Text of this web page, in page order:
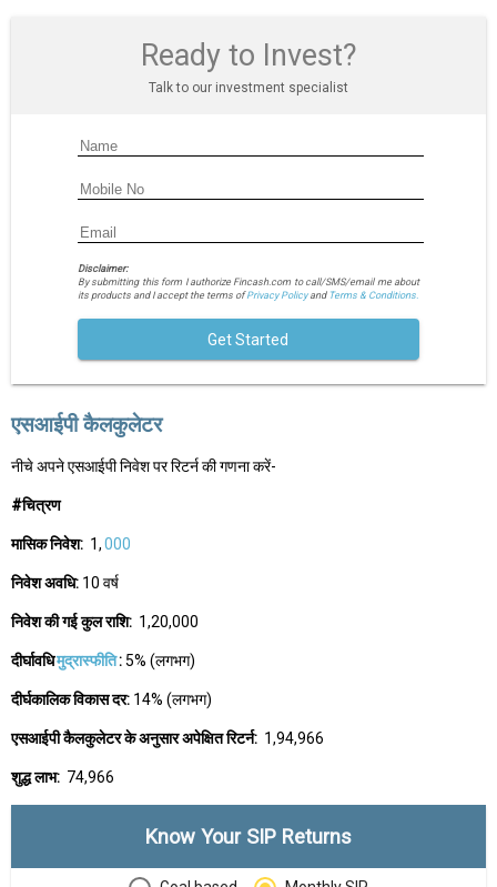
Ready to Invest?
Talk to our investment specialist
Disclaimer:
By submitting this form I authorize Fincash.com to call/SMS/email me about
its products and I accept the terms ofPrivacy Policyand Terms & Conditions.
Get Started
एसआईपी कैलकुलेटर
नीचे अपने एसआईपी निवेश पर रिटर्न की गणना करें-
#चित्रण
मासिक निवेश: ₹ 1,000
निवेश अवधि: 10 वर्ष
निवेश की गई कुल राशि: ₹ 1,20,000
दीर्घावधिमुद्रास्फीति:5% (लगभग)
दीर्घकालिक विकास दर: 14% (लगभग)
एसआईपी कैलकुलेटर के अनुसार अपेक्षित रिटर्न: ₹ 1,94,966
शुद्ध लाभ: ₹ 74,966
Know Your SIP Returns